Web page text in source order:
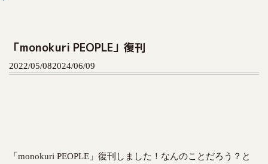
「monokuri PEOPLE」復刊
2022/05/082024/06/09
「monokuri PEOPLE」復刊しました！なんのことだろう？と